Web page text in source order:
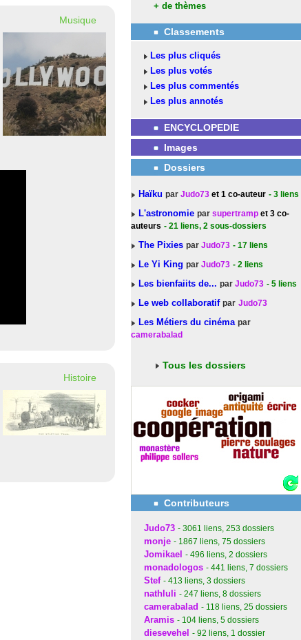
Musique
Histoire
+ de thèmes
Classements
Les plus cliqués
Les plus votés
Les plus commentés
Les plus annotés
ENCYCLOPEDIE
Images
Dossiers
Haïku par Judo73 et 1 co-auteur - 3 liens
L'astronomie par supertramp et 3 co-
auteurs - 21 liens, 2 sous-dossiers
The Pixies par Judo73 - 17 liens
Le Yi King par Judo73 - 2 liens
Les bienfaiits de... par Judo73 - 5 liens
Le web collaboratif par Judo73
Les Métiers du cinéma par
camerabalad
Tous les dossiers
Contributeurs
Judo73 - 3061 liens, 253 dossiers
monje - 1867 liens, 75 dossiers
Jomikael - 496 liens, 2 dossiers
monadologos - 441 liens, 7 dossiers
Stef - 413 liens, 3 dossiers
nathluli - 247 liens, 8 dossiers
camerabalad - 118 liens, 25 dossiers
Aramis - 104 liens, 5 dossiers
diesevehel - 92 liens, 1 dossier